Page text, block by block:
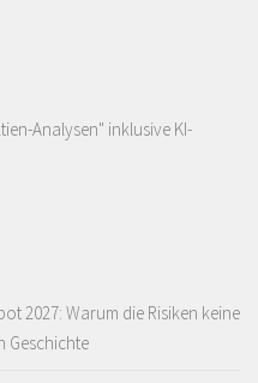
Analysen" inklusive KI-
2027: Warum die Risiken keine
Geschichte